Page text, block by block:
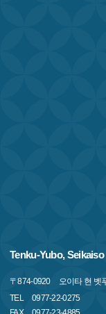
Tenku-Yubo, Seikaiso
〒874-0920
오이타 현 벳
TEL
0977-22-0275